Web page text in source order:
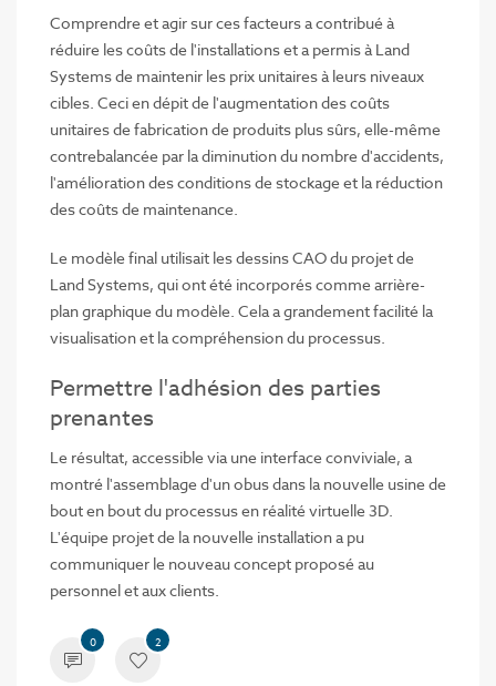
Comprendre et agir sur ces facteurs a contribué à
réduire les coûts de l'installations et a permis à Land
Systems de maintenir les prix unitaires à leurs niveaux
cibles. Ceci en dépit de l'augmentation des coûts
unitaires de fabrication de produits plus sûrs, elle-même
contrebalancée par la diminution du nombre d'accidents,
l'amélioration des conditions de stockage et la réduction
des coûts de maintenance.
Le modèle final utilisait les dessins CAO du projet de
Land Systems, qui ont été incorporés comme arrière-
plan graphique du modèle. Cela a grandement facilité la
visualisation et la compréhension du processus.
Permettre l'adhésion des parties
prenantes
Le résultat, accessible via une interface conviviale, a
montré l'assemblage d'un obus dans la nouvelle usine de
bout en bout du processus en réalité virtuelle 3D.
L'équipe projet de la nouvelle installation a pu
communiquer le nouveau concept proposé au
personnel et aux clients.
0 2